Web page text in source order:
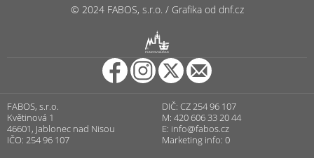
© 2024 FABOS, s.r.o. / Grafika od dnf.cz
PUNCOVNÍ ÚŘAD
FABOS, s.r.o.
Květinová 1
46601, Jablonec nad Nisou
IČO: 254 96 107
DIČ: CZ 254 96 107
M: 420 606 33 20 44
E: info@fabos.cz
Marketing info: 0